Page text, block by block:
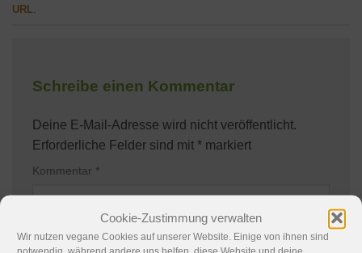
Cookie-Zustimmung verwalten
Wir nutzen vegane Cookies auf unserer Website. Einige von ihnen sind
notwendig, während andere uns helfen, diese Website und deine
URL.
Schreibe einen Kommentar
Deine E-Mail-Adresse wird nicht veröffentlicht.
Erforderliche Felder sind mit * markiert
Kommentar *